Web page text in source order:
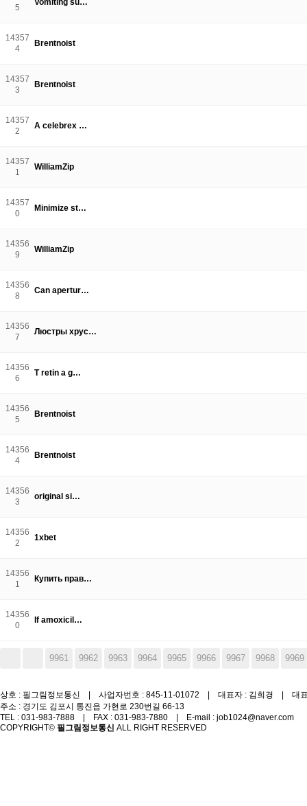
5
Vomiting su…
14357
4
Brentnoist
14357
3
Brentnoist
14357
2
A celebrex …
14357
1
WilliamZip
14357
0
Minimize st…
14356
9
WilliamZip
14356
8
Can apertur…
14356
7
Люстры хрус…
14356
6
T retin a g…
14356
5
Brentnoist
14356
4
Brentnoist
14356
3
original si…
14356
2
1xbet
14356
1
Купить прав…
14356
0
If amoxicil…
9961 9962 9963 9964 9965 9966 9967 9968 9969
상호 : 필그림정보통신 | 사업자번호 : 845-11-01072 | 대표자 : 김희경 | 대표
주소 : 경기도 김포시 통진읍 가현로 230번길 66-13
TEL : 031-983-7888 | FAX : 031-983-7880 | E-mail : job1024@naver.com
COPYRIGHT© 필그림정보통신 ALL RIGHT RESERVED